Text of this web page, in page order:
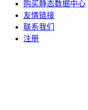
购买静态数据中心
友情链接
联系我们
注册